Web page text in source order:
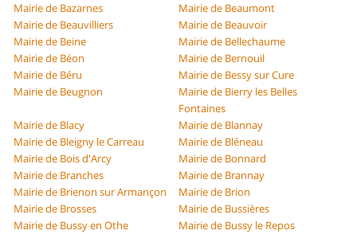
Mairie de Bazarnes
Mairie de Beaumont
Mairie de Beauvilliers
Mairie de Beauvoir
Mairie de Beine
Mairie de Bellechaume
Mairie de Béon
Mairie de Bernouil
Mairie de Béru
Mairie de Bessy sur Cure
Mairie de Beugnon
Mairie de Bierry les Belles
Fontaines
Mairie de Blacy
Mairie de Blannay
Mairie de Bleigny le Carreau
Mairie de Bléneau
Mairie de Bois d'Arcy
Mairie de Bonnard
Mairie de Branches
Mairie de Brannay
Mairie de Brienon sur Armançon
Mairie de Brion
Mairie de Brosses
Mairie de Bussières
Mairie de Bussy en Othe
Mairie de Bussy le Repos